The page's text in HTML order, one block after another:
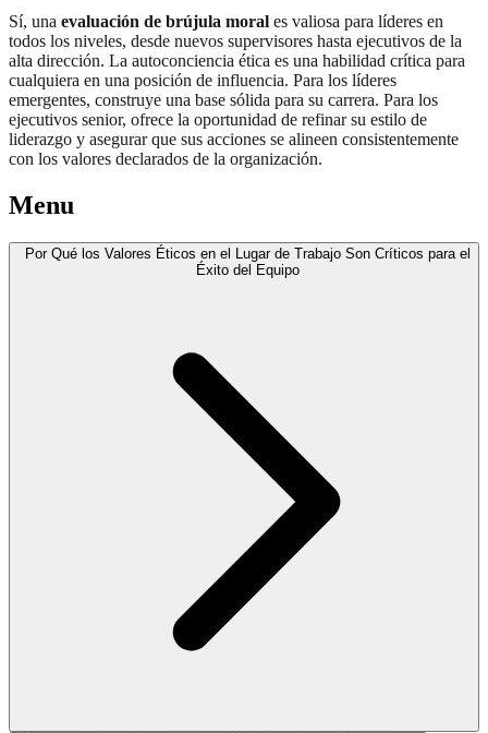
Sí, una evaluación de brújula moral es valiosa para líderes en
todos los niveles, desde nuevos supervisores hasta ejecutivos de la
alta dirección. La autoconciencia ética es una habilidad crítica para
cualquiera en una posición de influencia. Para los líderes
emergentes, construye una base sólida para su carrera. Para los
ejecutivos senior, ofrece la oportunidad de refinar su estilo de
liderazgo y asegurar que sus acciones se alineen consistentemente
con los valores declarados de la organización.
Menu
Por Qué los Valores Éticos en el Lugar de Trabajo Son Críticos para el
Éxito del Equipo